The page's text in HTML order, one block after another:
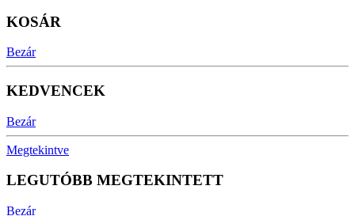
KOSÁR
Bezár
KEDVENCEK
Bezár
Megtekintve
LEGUTÓBB MEGTEKINTETT
Bezár